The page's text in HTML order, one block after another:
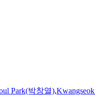
Park(박창열),Kwangseok